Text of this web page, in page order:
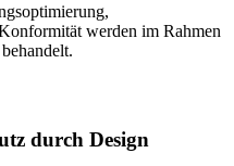
werden im Rahmen
durch Design